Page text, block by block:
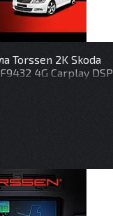
Torssen 2K Skoda
4G Carplay DSP